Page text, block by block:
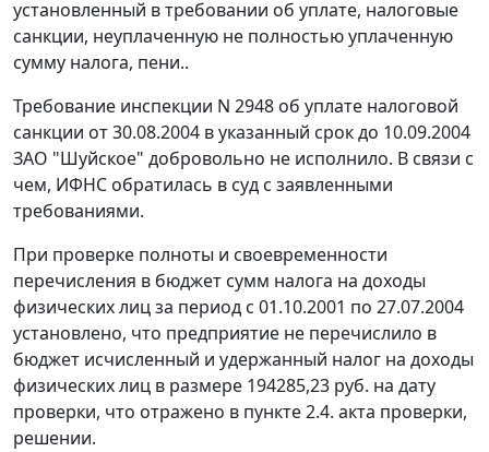
установленный в требовании об уплате, налоговые
санкции, неуплаченную не полностью уплаченную
сумму налога, пени..
Требование инспекции N 2948 об уплате налоговой
санкции от 30.08.2004 в указанный срок до 10.09.2004
ЗАО "Шуйское" добровольно не исполнило. В связи с
чем, ИФНС обратилась в суд с заявленными
требованиями.
При проверке полноты и своевременности
перечисления в бюджет сумм налога на доходы
физических лиц за период с 01.10.2001 по 27.07.2004
установлено, что предприятие не перечислило в
бюджет исчисленный и удержанный налог на доходы
физических лиц в размере 194285,23 руб. на дату
проверки, что отражено в пункте 2.4. акта проверки,
решении.